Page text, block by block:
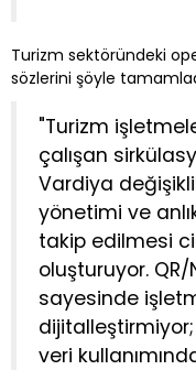
Turizm sektöründeki
sözlerini şöyle
"Turizm
çalışan
Vardiya
yönetimi ve
takip edilmesi
oluşturuyor.
sayesinde
veri